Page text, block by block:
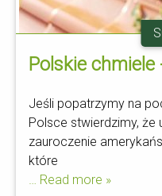
Polskie chmiele
Jeśli popatrzymy na
Polsce stwierdzimy, że
zauroczenie
które
… Read more »